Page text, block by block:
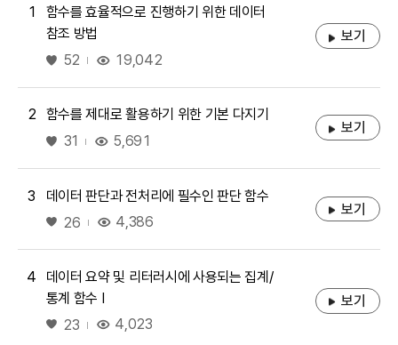
1
함수를 효율적으로 진행하기 위한 데이터
참조 방법
좋아요
52 19,042
보기
2
함수를 제대로 활용하기 위한 기본 다지기
좋아요
31 5,691
보기
3
데이터 판단과 전처리에 필수인 판단 함수
좋아요
26 4,386
보기
4
데이터 요약 및 리터러시에 사용되는 집계/
통계 함수 I
좋아요
23 4,023
보기